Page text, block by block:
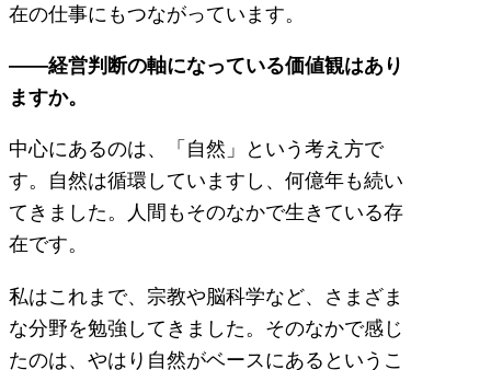
在の仕事にもつながっています。
――経営判断の軸になっている価値観はあり
ますか。
中心にあるのは、「自然」という考え方で
す。自然は循環していますし、何億年も続い
てきました。人間もそのなかで生きている存
在です。
私はこれまで、宗教や脳科学など、さまざま
な分野を勉強してきました。そのなかで感じ
たのは、やはり自然がベースにあるというこ